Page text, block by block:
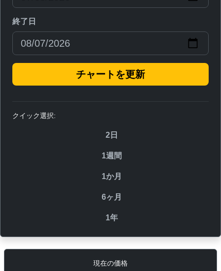
終了日
チャートを更新
クイック選択:
2日
1週間
1か月
6ヶ月
1年
現在の価格